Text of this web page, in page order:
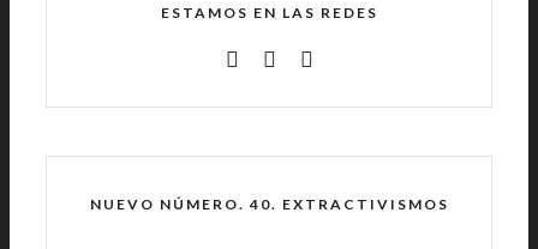
ESTAMOS EN LAS REDES
NUEVO NÚMERO. 40. EXTRACTIVISMOS